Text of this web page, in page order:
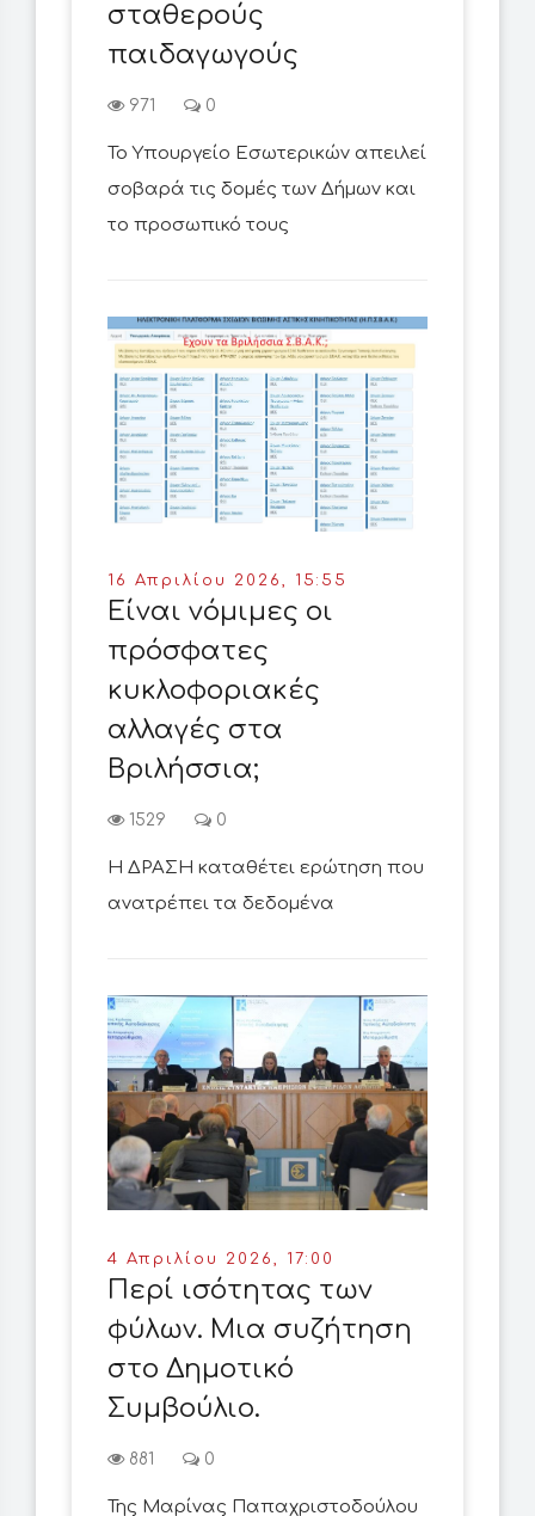
σταθερούς
παιδαγωγούς
971 0
Το Υπουργείο Εσωτερικών απειλεί
σοβαρά τις δομές των Δήμων και
το προσωπικό τους
16 Απριλίου 2026, 15:55
Είναι νόμιμες οι
πρόσφατες
κυκλοφοριακές
αλλαγές στα
Βριλήσσια;
1529 0
Η ΔΡΑΣΗ καταθέτει ερώτηση που
ανατρέπει τα δεδομένα
4 Απριλίου 2026, 17:00
Περί ισότητας των
φύλων. Μια συζήτηση
στο Δημοτικό
Συμβούλιο.
881 0
Της Μαρίνας Παπαχριστοδούλου